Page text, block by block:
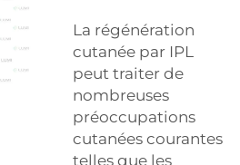
La régénération
cutanée par IPL
peut traiter de
nombreuses
préoccupations
cutanées courantes
telles que les